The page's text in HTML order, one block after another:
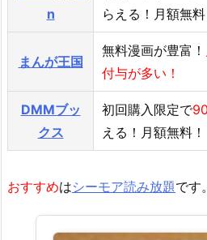
n
らえる！月額無料
まんが王国
無料漫画が豊富！
付与が多い！
DMMブッ
クス
初回購入限定で
える！月額無料！
おすすめはシーモア読み放題です。